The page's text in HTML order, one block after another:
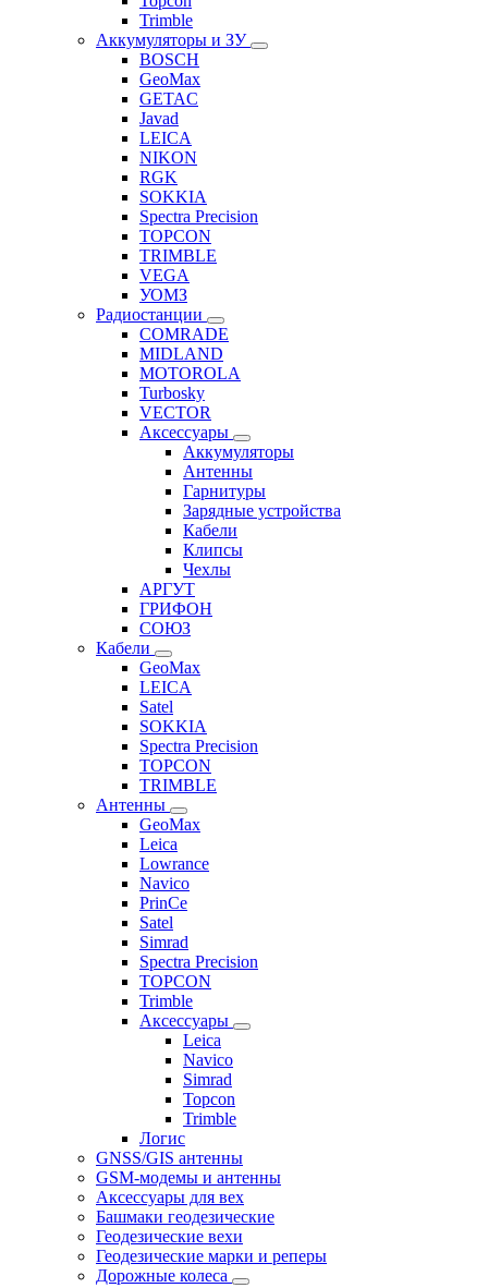
Trimble
Аккумуляторы и ЗУ
BOSCH
GeoMax
GETAC
Javad
LEICA
NIKON
RGK
SOKKIA
Spectra Precision
TOPCON
TRIMBLE
VEGA
УОМЗ
Радиостанции
COMRADE
MIDLAND
MOTOROLA
Turbosky
VECTOR
Аксессуары
Аккумуляторы
Антенны
Гарнитуры
Зарядные устройства
Кабели
Клипсы
Чехлы
АРГУТ
ГРИФОН
СОЮЗ
Кабели
GeoMax
LEICA
Satel
SOKKIA
Spectra Precision
TOPCON
TRIMBLE
Антенны
GeoMax
Leica
Lowrance
Navico
PrinCe
Satel
Simrad
Spectra Precision
TOPCON
Trimble
Аксессуары
Leica
Navico
Simrad
Topcon
Trimble
Логис
GNSS/GIS антенны
GSM-модемы и антенны
Аксессуары для вех
Башмаки геодезические
Геодезические вехи
Геодезические марки и реперы
Дорожные колеса